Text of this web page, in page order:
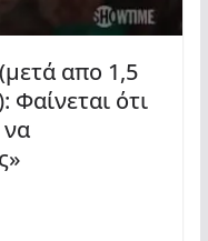
απο 1,5
ότι